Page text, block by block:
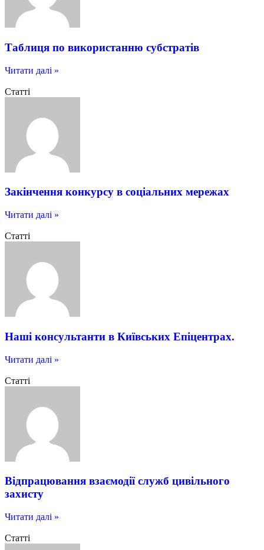
Таблиця по використанню субстратів
Читати далі »
Статті
Закінчення конкурсу в соціальних мережах
Читати далі »
Статті
Наші консультанти в Київських Епіцентрах.
Читати далі »
Статті
Відпрацювання взаємодії служб цивільного
захисту
Читати далі »
Статті